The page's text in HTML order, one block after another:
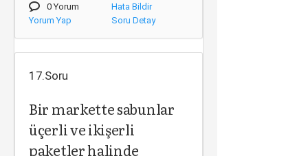
0 Yorum
Yorum Yap
Hata Bildir
Soru Detay
17.Soru
Bir markette sabunlar
üçerli ve ikişerli
paketler halinde